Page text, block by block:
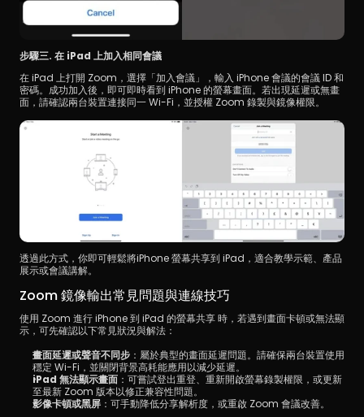
步驟三. 在 iPad 上加入相同會議
在 iPad 上打開 Zoom，選擇「加入會議」，輸入 iPhone 會議的會議 ID 和
密碼。成功加入後，即可即時看到 iPhone 的螢幕畫面。若出現延遲或無畫
面，請確認兩台裝置連接同一 Wi-Fi，並授權 Zoom 錄製與鏡像權限。
透過此方式，你即可輕鬆將iPhone 螢幕共享到 iPad，適合教學示範、產品
展示或會議講解。
Zoom 鏡像輸出常見問題與連線技巧
使用 Zoom 進行 iPhone 到 iPad 的螢幕共享 時，若遇到畫面卡頓或無法顯
示，可先確認以下常見狀況與解法：
畫面延遲或聲音不同步 ：屬於典型的畫面延遲問題。請確保兩台裝置使用
穩定 Wi-Fi，並關閉背景高耗能應用以減少延遲。
iPad 無法顯示畫面 ：可嘗試登出重登、重新開啟螢幕錄製權限，或更新
至最新 Zoom 版本以修正兼容性問題。
影像卡頓或黑屏 ：可手動降低分享解析度，或重啟 Zoom 會議改善。